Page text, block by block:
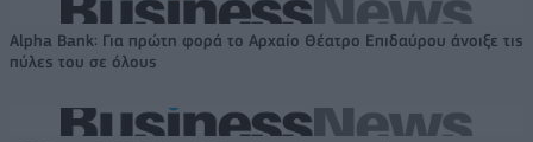
Alpha Bank: Για πρώτη φορά το Αρχαίο Θέατρο Επιδαύρου άνοιξε τις
πύλες του σε όλους